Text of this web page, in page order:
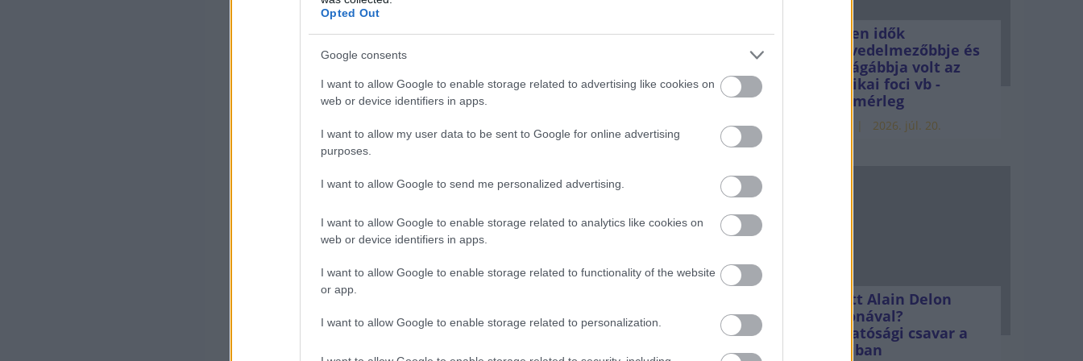
Opted Out
Google consents
I want to allow Google to enable storage related to advertising like cookies on
web or device identifiers in apps.
I want to allow my user data to be sent to Google for online advertising
purposes.
I want to allow Google to send me personalized advertising.
I want to allow Google to enable storage related to analytics like cookies on
web or device identifiers in apps.
I want to allow Google to enable storage related to functionality of the website
or app.
I want to allow Google to enable storage related to personalization.
hiába lépett nagyon gyorsan a First Republic összeomlása után az
amerikai betétbiztosítás.
A közepes bankoktól most inkább azt várnák, hogy
ne a nagybankok vásárolják fel őket, hanem
próbáljanak meg inkább egyesülni, és jobb
kockázatkezeléssel működni a
továbbiakban, már amennyiben a betétesek
bizalma még visszaállítható.
A First Republic Bank esetében is súlyos vezetői hibákra derült fény, a
Minden idők
legjövedelmezőbbje és
legdrágábbja volt az
amerikai foci vb -
gyorsmérleg
2026. júl. 20.
Mi lett Alain Delon
vagyonával?
Adóhatósági csavar a
sztoriban